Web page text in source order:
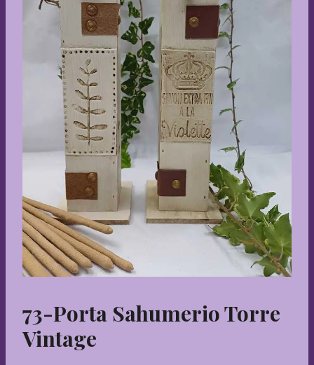
73-Porta Sahumerio Torre
Vintage